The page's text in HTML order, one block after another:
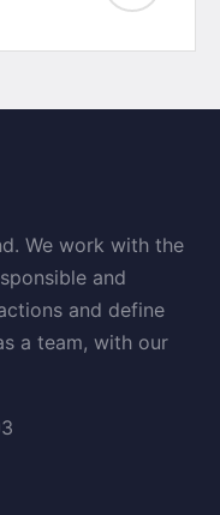
We work with the
and
and define
a team, with our